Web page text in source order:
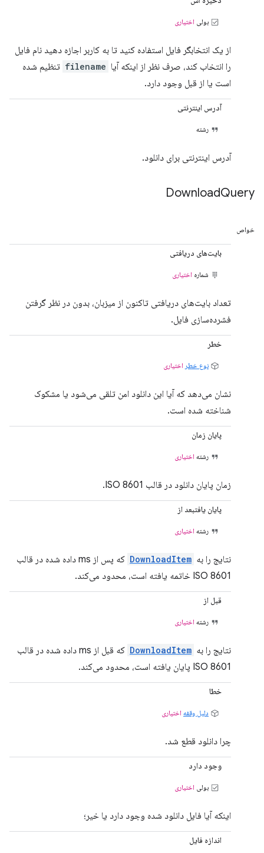
بولی اختیاری
از یک انتخابگر فایل استفاده کنید تا به کاربر اجازه دهید نام فایل
را انتخاب کند، صرف نظر از اینکه آیا filename تنظیم شده
است یا از قبل وجود دارد.
آدرس اینترنتی
رشته
آدرس اینترنتی برای دانلود.
DownloadQuery
خواص
بایت‌های دریافتی
شماره اختیاری
تعداد بایت‌های دریافتی تاکنون از میزبان، بدون در نظر گرفتن
فشرده‌سازی فایل.
خطر
نوع خطر اختیاری
نشان می‌دهد که آیا این دانلود امن تلقی می‌شود یا مشکوک
شناخته شده است.
پایان زمان
رشته اختیاری
زمان پایان دانلود در قالب ISO 8601.
پایان یافتبعد از
رشته اختیاری
نتایج را به DownloadItem
که پس از ms داده شده در قالب
ISO 8601 خاتمه یافته است، محدود می‌کند.
قبل از
رشته اختیاری
نتایج را به DownloadItem
که قبل از ms داده شده در قالب
ISO 8601 پایان یافته است، محدود می‌کند.
خطا
دلیل وقفه اختیاری
چرا دانلود قطع شد.
وجود دارد
بولی اختیاری
اینکه آیا فایل دانلود شده وجود دارد یا خیر؛
اندازه فایل